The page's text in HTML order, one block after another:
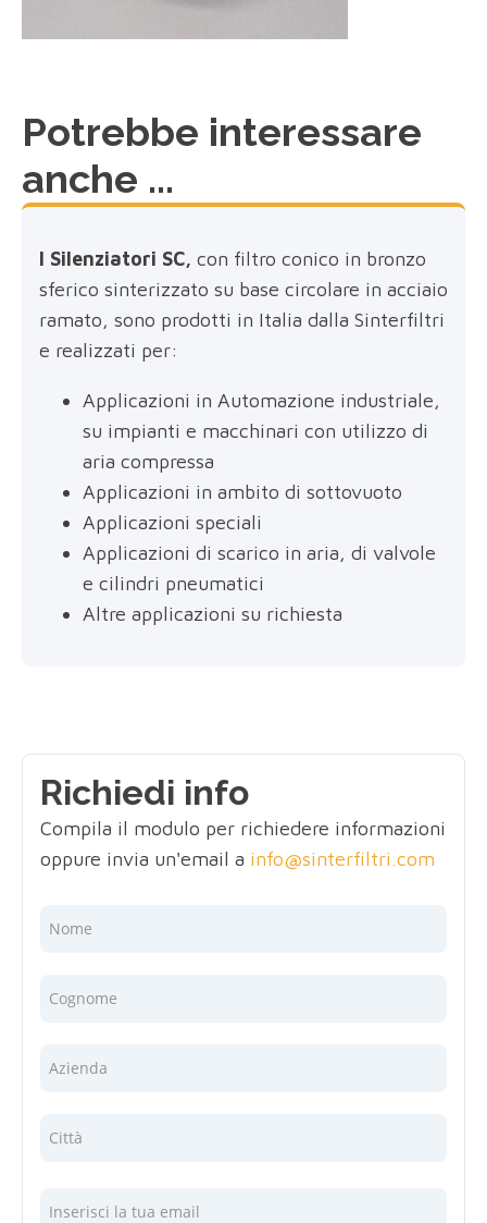
Potrebbe interessare
anche ...
I Silenziatori SC, con filtro conico in bronzo
sferico sinterizzato su base circolare in acciaio
ramato, sono prodotti in Italia dalla Sinterfiltri
e realizzati per:
Applicazioni in Automazione industriale,
su impianti e macchinari con utilizzo di
aria compressa
Applicazioni in ambito di sottovuoto
Applicazioni speciali
Applicazioni di scarico in aria, di valvole
e cilindri pneumatici
Altre applicazioni su richiesta
Richiedi info
Compila il modulo per richiedere informazioni
oppure invia un'email a info@sinterfiltri.com